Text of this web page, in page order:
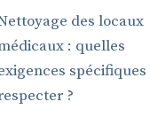
des locaux
: quelles
spécifiques
?